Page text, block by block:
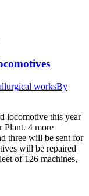
worksBy
locomotive this year
Plant. 4 more
three will be sent for
will be repaired
of 126 machines,